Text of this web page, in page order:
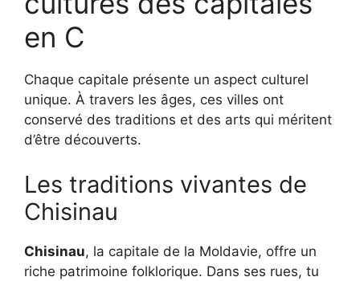
en C
Chaque capitale présente un aspect culturel
unique. À travers les âges, ces villes ont
conservé des traditions et des arts qui méritent
d’être découverts.
Les traditions vivantes de
Chisinau
Chisinau, la capitale de la Moldavie, offre un
riche patrimoine folklorique. Dans ses rues, tu